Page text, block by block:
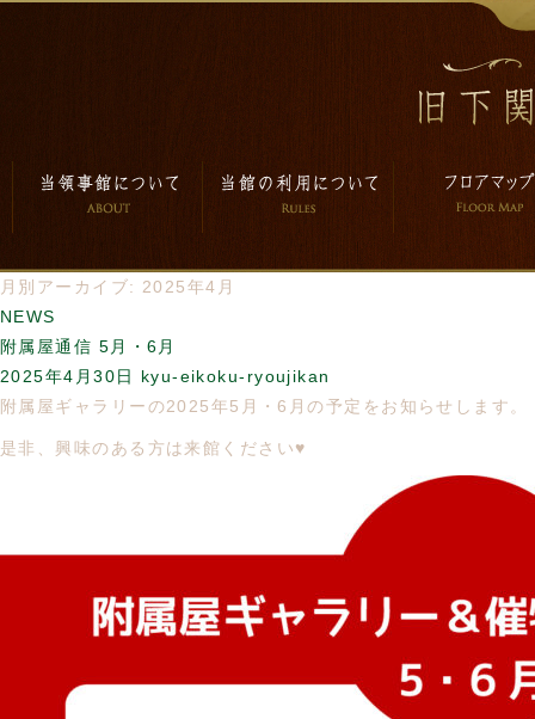
月別アーカイブ: 2025年4月
NEWS
附属屋通信 5月・6月
2025年4月30日
kyu-eikoku-ryoujikan
附属屋ギャラリーの2025年5月・6月の予定をお知らせします。
是非、興味のある方は来館ください♥